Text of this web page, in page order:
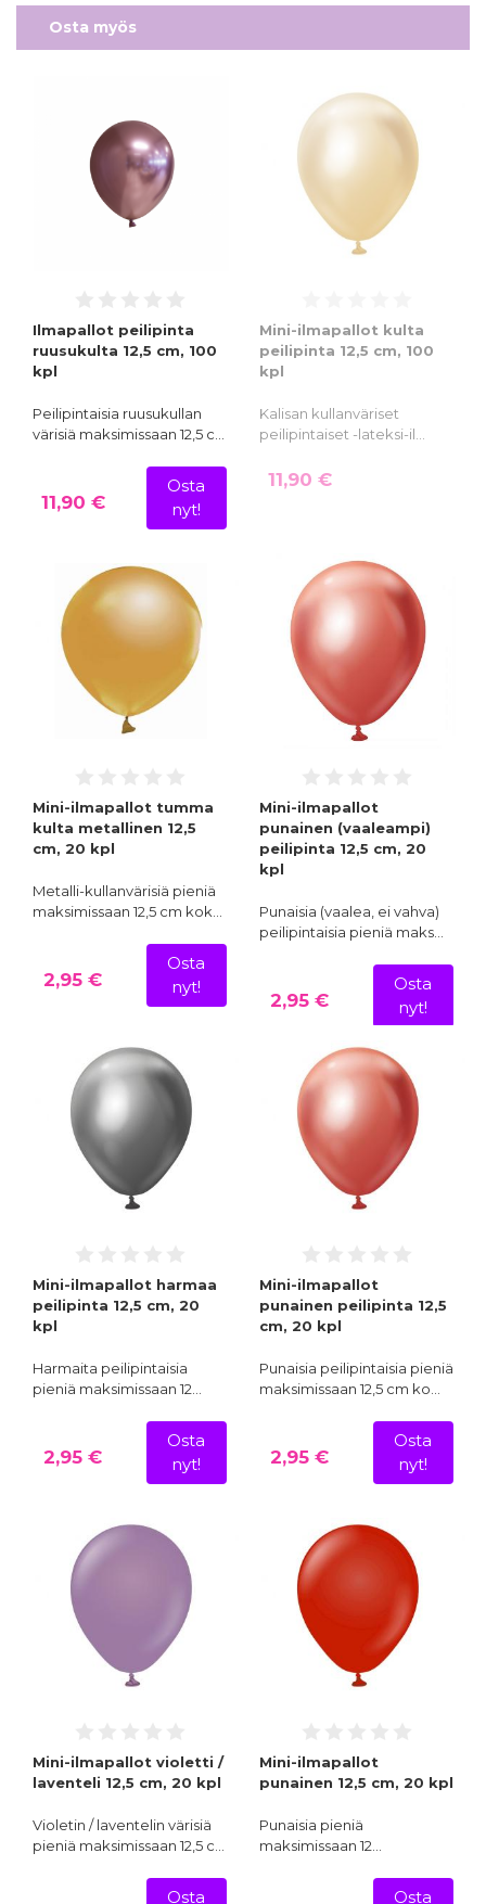
Osta myös
Ilmapallot peilipinta
ruusukulta 12,5 cm, 100
kpl
Peilipintaisia ruusukullan
värisiä maksimissaan 12,5 c…
11,90 €
Osta
nyt!
Mini-ilmapallot kulta
peilipinta 12,5 cm, 100
kpl
Kalisan kullanväriset
peilipintaiset -lateksi-il…
11,90 €
Mini-ilmapallot tumma
kulta metallinen 12,5
cm, 20 kpl
Metalli-kullanvärisiä pieniä
maksimissaan 12,5 cm kok…
2,95 €
Osta
nyt!
Mini-ilmapallot
punainen (vaaleampi)
peilipinta 12,5 cm, 20
kpl
Punaisia (vaalea, ei vahva)
peilipintaisia pieniä maks…
2,95 €
Osta
nyt!
Mini-ilmapallot harmaa
peilipinta 12,5 cm, 20
kpl
Harmaita peilipintaisia
pieniä maksimissaan 12…
2,95 €
Osta
nyt!
Mini-ilmapallot
punainen peilipinta 12,5
cm, 20 kpl
Punaisia peilipintaisia pieniä
maksimissaan 12,5 cm ko…
2,95 €
Osta
nyt!
Mini-ilmapallot violetti /
laventeli 12,5 cm, 20 kpl
Violetin / laventelin värisiä
pieniä maksimissaan 12,5 c…
Osta
Mini-ilmapallot
punainen 12,5 cm, 20 kpl
Punaisia pieniä
maksimissaan 12…
Osta